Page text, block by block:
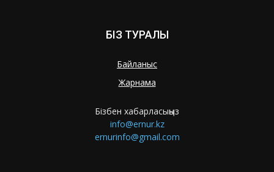
БІЗ ТУРАЛЫ
Байланыс
Жарнама
Бізбен хабарласыңыз
info@ernur.kz
ernurinfo@gmail.com